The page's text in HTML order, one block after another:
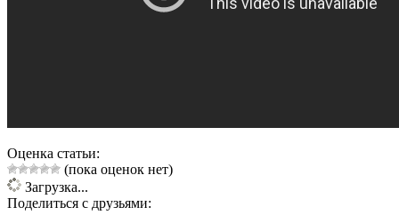
Оценка статьи:
(пока оценок нет)
Загрузка...
Поделиться с друзьями: